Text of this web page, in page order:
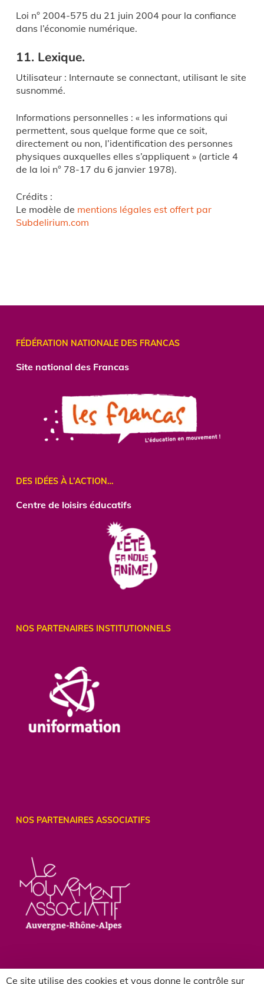
Ce site utilise des cookies et vous donne le contrôle sur
Loi n° 2004-575 du 21 juin 2004 pour la confiance
dans l’économie numérique.
11. Lexique.
Utilisateur : Internaute se connectant, utilisant le site
susnommé.
Informations personnelles : « les informations qui
permettent, sous quelque forme que ce soit,
directement ou non, l’identification des personnes
physiques auxquelles elles s’appliquent » (article 4
de la loi n° 78-17 du 6 janvier 1978).
Crédits :
Le modèle de mentions légales est offert par
Subdelirium.com
FÉDÉRATION NATIONALE DES FRANCAS
Site national des Francas
DES IDÉES À L’ACTION…
Centrede loisirs éducatifs
NOS PARTENAIRES INSTITUTIONNELS
NOS PARTENAIRES ASSOCIATIFS